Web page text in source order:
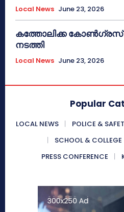
Local News June 23, 2026
കത്തോലിക്ക
നടത്തി
Local News June 23, 2026
Popular
LOCAL NEWS POLICE &
SCHOOL & COLLEGE
PRESS CONFERENCE